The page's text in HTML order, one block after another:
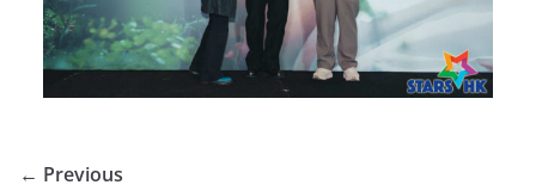
← Previous